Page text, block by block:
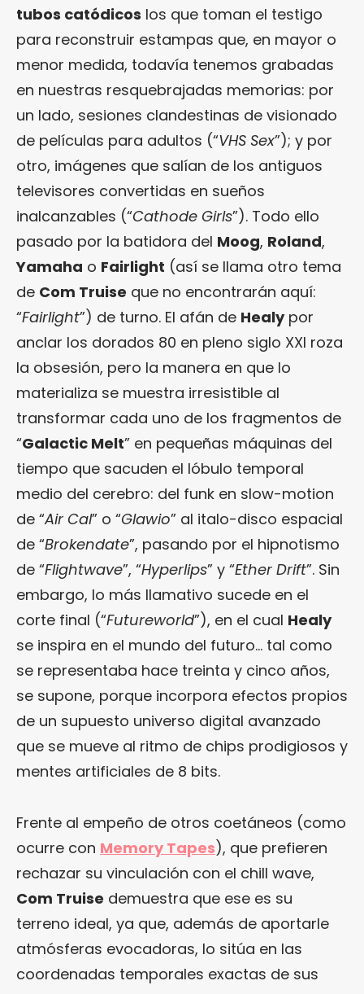
tubos catódicos los que toman el testigo
para reconstruir estampas que, en mayor o
menor medida, todavía tenemos grabadas
en nuestras resquebrajadas memorias: por
un lado, sesiones clandestinas de visionado
de películas para adultos (“VHS Sex”); y por
otro, imágenes que salían de los antiguos
televisores convertidas en sueños
inalcanzables (“Cathode Girls”). Todo ello
pasado por la batidora del Moog, Roland,
Yamaha o Fairlight (así se llama otro tema
de Com Truise que no encontrarán aquí:
“Fairlight”) de turno. El afán de Healypor
anclar los dorados 80 en pleno siglo XXI roza
la obsesión, pero la manera en que lo
materializa se muestra irresistible al
transformar cada uno de los fragmentos de
“Galactic Melt” en pequeñas máquinas del
tiempo que sacuden el lóbulo temporal
medio del cerebro: del funk en slow-motion
de “Air Cal” o “Glawio” al italo-disco espacial
de “Brokendate”, pasando por el hipnotismo
de “Flightwave”, “Hyperlips” y “Ether Drift”. Sin
embargo, lo más llamativo sucede en el
corte final (“Futureworld”), en el cual Healy
se inspira en el mundo del futuro… tal como
se representaba hace treinta y cinco años,
se supone, porque incorpora efectos propios
de un supuesto universo digital avanzado
que se mueve al ritmo de chips prodigiosos y
mentes artificiales de 8 bits.
Frente al empeño de otros coetáneos (como
ocurre con Memory Tapes), que prefieren
rechazar su vinculación con el chill wave,
Com Truise demuestra que ese es su
terreno ideal, ya que, además de aportarle
atmósferas evocadoras, lo sitúa en las
coordenadas temporales exactas de sus